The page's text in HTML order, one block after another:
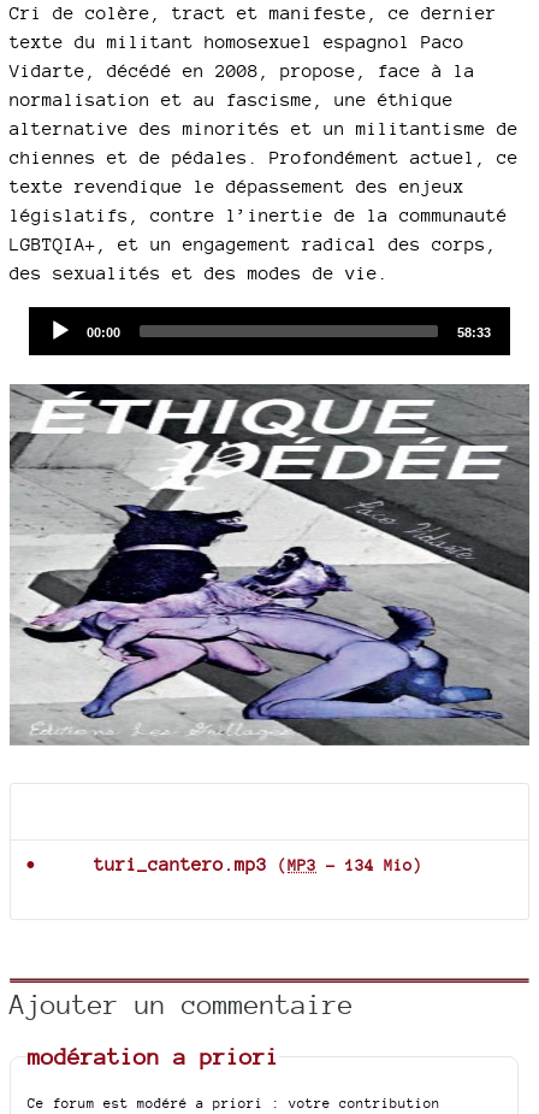
Cri de colère, tract et manifeste, ce dernier
texte du militant homosexuel espagnol Paco
Vidarte, décédé en 2008, propose, face à la
normalisation et au fascisme, une éthique
alternative des minorités et un militantisme de
chiennes et de pédales. Profondément actuel, ce
texte revendique le dépassement des enjeux
législatifs, contre l’inertie de la communauté
LGBTQIA+, et un engagement radical des corps,
des sexualités et des modes de vie.
Current
00:00
Total
58:33
turi_cantero.mp3 (MP3 - 134 Mio)
Ajouter un commentaire
modération a priori
Ce forum est modéré a priori : votre contribution